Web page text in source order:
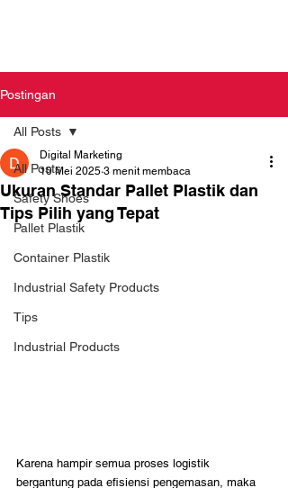
Postingan
All Posts
Safety Shoes
Pallet Plastik
Container Plastik
Industrial Safety Products
Tips
Industrial Products
All Posts
Ukuran Standar Pallet Plastik dan
Tips Pilih yang Tepat
Digital Marketing
10 Mei 2025 3 menit membaca
Karena hampir semua proses logistik
bergantung pada efisiensi pengemasan, maka